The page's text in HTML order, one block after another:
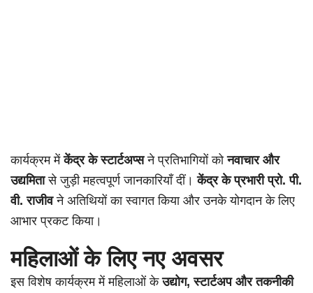
कार्यक्रम मेंकेंद्र के स्टार्टअप्सने प्रतिभागियों कोनवाचार और
उद्यमितासे जुड़ी महत्वपूर्ण जानकारियाँ दीं।केंद्र के प्रभारी प्रो. पी.
वी. राजीवने अतिथियों का स्वागत किया और उनके योगदान के लिए
आभार प्रकट किया।
महिलाओं के लिए नए अवसर
इस विशेष कार्यक्रम में महिलाओं केउद्योग, स्टार्टअप और तकनीकी